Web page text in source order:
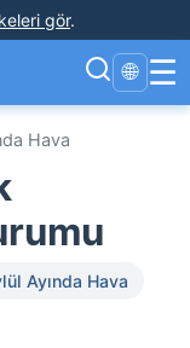
gör.
🌐 ☰
Hava
Ayında Hava